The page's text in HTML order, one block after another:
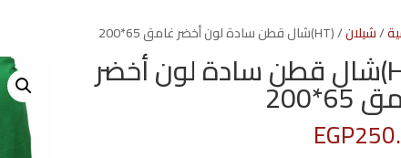
/شيلان/ (HT)شال قطن سادة لون أخضر غامق 65*200
(HT)شال قطن سادة لون أخضر
EGP